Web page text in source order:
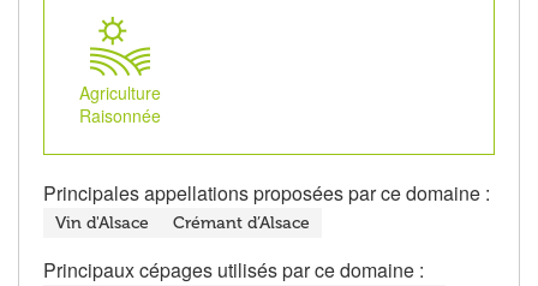
Agriculture
Raisonnée
Principales appellations proposées par ce domaine :
Vin d'Alsace Crémant d’Alsace
Principaux cépages utilisés par ce domaine :